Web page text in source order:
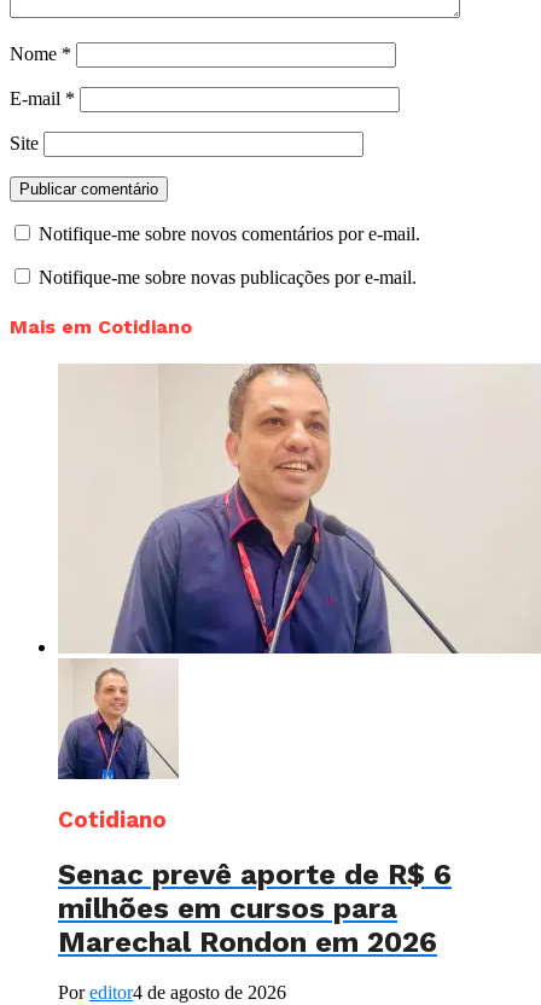
Nome *
E-mail *
Site
Notifique-me sobre novos comentários por e-mail.
Notifique-me sobre novas publicações por e-mail.
Mais em Cotidiano
Cotidiano
Senac prevê aporte de R$ 6
milhões em cursos para
Marechal Rondon em 2026
Poreditor4 de agosto de 2026